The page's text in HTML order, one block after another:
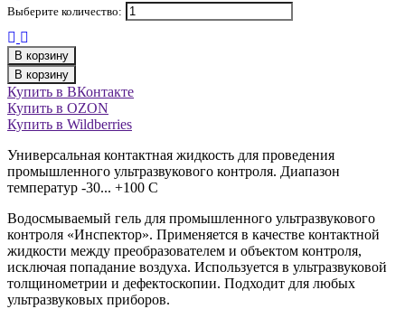
Выберите количество:
В корзину
В корзину
Купить в ВКонтакте
Купить в OZON
Купить в Wildberries
Универсальная контактная жидкость для проведения
промышленного ультразвукового контроля. Диапазон
температур -30... +100 С
Водосмываемый гель для промышленного ультразвукового
контроля «Инспектор». Применяется в качестве контактной
жидкости между преобразователем и объектом контроля,
исключая попадание воздуха. Используется в ультразвуковой
толщинометрии и дефектоскопии. Подходит для любых
ультразвуковых приборов.